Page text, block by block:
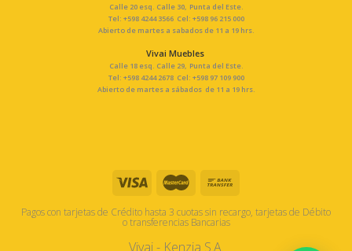
Calle 20 esq. Calle 30, Punta del Este.
Tel: +598 4244 3566 Cel: +598 96 215 000
Abierto de martes a sabados de 11 a 19 hrs.
Vivai Muebles
Calle 18 esq. Calle 29, Punta del Este.
Tel: +598 4244 2678 Cel: +598 97 109 900
Abierto de martes a sábados de 11 a 19 hrs.
Pagos con tarjetas de Crédito hasta 3 cuotas sin recargo, tarjetas de Débito
o transferencias Bancarias
Vivai - Kenzia S.A.